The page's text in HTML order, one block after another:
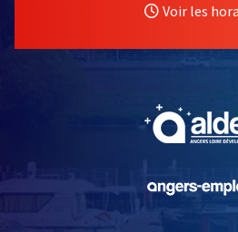
Voir les